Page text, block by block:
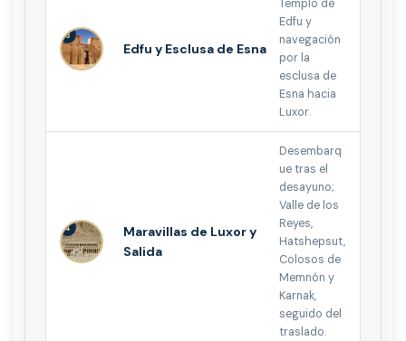
3
Edfu y Esclusa de Esna
Templo de
Edfu y
navegación
por la
esclusa de
Esna hacia
Luxor.
4
Maravillas de Luxor y
Salida
Desembarq
ue tras el
desayuno;
Valle de los
Reyes,
Hatshepsut,
Colosos de
Memnón y
Karnak,
seguido del
traslado.